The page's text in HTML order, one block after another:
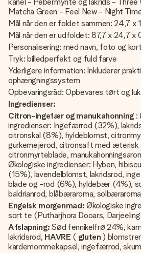
Matcha Green - Feel New - Night
Mål når den er foldet sammen: 24,7 x
Mål når den er udfoldet: 87,7 x 24,7 x
Personalisering: med navn, foto og
Tryk: billedperfekt og fuld farve
Yderligere information: Inkluderer
ophængningssystem
Opbevaringsråd: Opbevares tørt og
Ingredienser:
Citron-ingefær og manukahonning :
ingredienser: Ingefærrod (32%),
citronskal (8%), hyldeblomst,
gurkemejerod, citronsaft med æterisk
citronmyrteblade,
Økologiske ingredienser: Hyben,
(15%), lavendelblomst, lakridsrod,
blade og -rod (6%), hyldebær (4%),
baldrianrod, blåbæraroma,
Engelsk morgenmad: Økologiske
sort te (Putharjhora Dooars,
Afslapning: Sød fennikelfrø 24%,
lakridsrod, HAVRE ( gluten )
kardemommekapsel, ingefærrod,